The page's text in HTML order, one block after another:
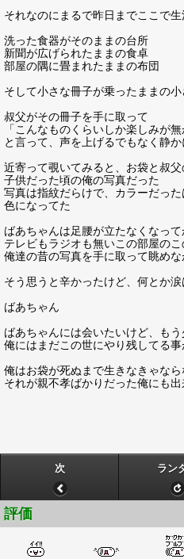
それなのにまるで昨日までここで
洗った食器がそのままの台所
新聞が広げられたままの食卓
部屋の隅に畳まれたままの布団
そして小さな冊子が乗ったままの
叔父がその冊子を手に取って
「こんなものくらいしか楽しみが無
と言って、声を上げるでもなく静
近寄って覗いてみると、お袋と叔
子供だった頃の俺の写真だった
写真は指紋だらけで、カラーだっ
色になってた
ばあちゃんは足腰が立たなくなっ
テレビもラジオも無いこの部屋の
俺達の昔の写真を手に取って眺め
そう思うと辛かったけど、何とか涙
ばあちゃん
ばあちゃんには会いたいけど、も
俺にはまだこの世にやり残してる
俺はお袋が死ぬまで生きなきゃなら
それが親不孝ばかりだった俺にも
次 ラン
評価